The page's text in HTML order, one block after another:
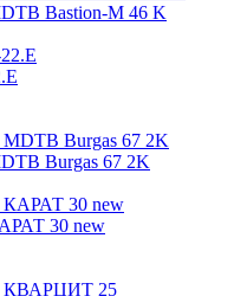
Bastion-M 46 K
Burgas 67 2K
30 new